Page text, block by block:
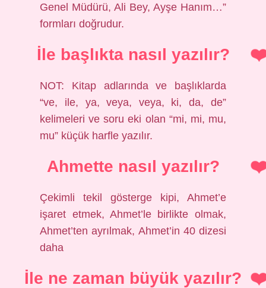
Genel Müdürü, Ali Bey, Ayşe Hanım…”
formları doğrudur.
İle başlıkta nasıl yazılır?
NOT: Kitap adlarında ve başlıklarda
“ve, ile, ya, veya, veya, ki, da, de”
kelimeleri ve soru eki olan “mi, mi, mu,
mu” küçük harfle yazılır.
Ahmette nasıl yazılır?
Çekimli tekil gösterge kipi, Ahmet’e
işaret etmek, Ahmet’le birlikte olmak,
Ahmet’ten ayrılmak, Ahmet’in 40 dizesi
daha
İle ne zaman büyük yazılır?